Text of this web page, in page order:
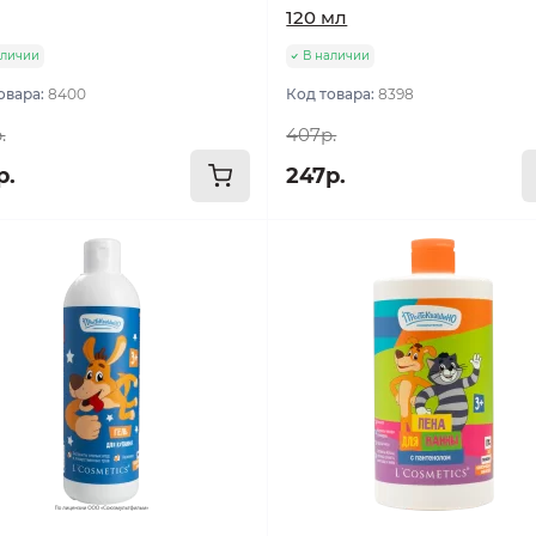
8400
120 мл
В наличии
Код товара:8398
407р.
247р.